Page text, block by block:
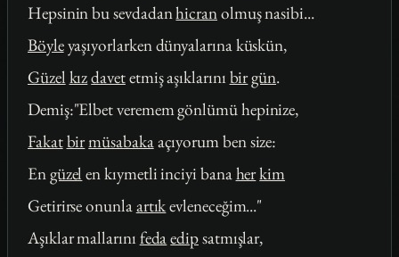
Hepsinin bu sevdadanhicranolmuş nasibi...
Böyleyaşıyorlarken dünyalarına küskün,
Güzel kızdavetetmiş aşıklarını birgün.
Demiş:"Elbet veremem gönlümü hepinize,
Fakatbirmüsabakaaçıyorum ben size:
Engüzel en kıymetli inciyi banaherkim
Getirirse onunlaartıkevleneceğim..."
Aşıklar mallarını fedaedipsatmışlar,